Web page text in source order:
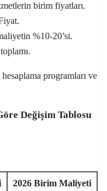
birim fiyatları.
%10-20’si.
programları ve
Değişim Tablosu
2026 Birim Maliyeti